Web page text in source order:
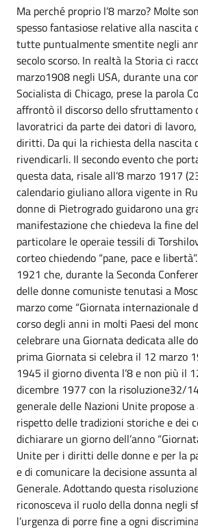
Ma perché proprio l’8 marzo? Molte
spesso fantasiose relative alla nascita
tutte puntualmente smentite negli
secolo scorso. In realtà la Storia ci
marzo1908 negli USA, durante una
Socialista di Chicago, prese la parola
affrontò il discorso dello sfruttamento
lavoratrici da parte dei datori di
diritti. Da qui la richiesta della nascita
rivendicarli. Il secondo evento che
questa data, risale all’8 marzo 1917
calendario giuliano allora vigente in
donne di Pietrogrado guidarono una
manifestazione che chiedeva la fine
particolare le operaie tessili di
corteo chiedendo “pane, pace e
1921 che, durante la Seconda
delle donne comuniste tenutasi a
marzo come “Giornata internazionale
corso degli anni in molti Paesi del
celebrare una Giornata dedicata alle
prima Giornata si celebra il 12 marzo
1945 il giorno diventa l’8 e non più il
dicembre 1977 con la risoluzione32/
generale delle Nazioni Unite propose a
rispetto delle tradizioni storiche e dei
dichiarare un giorno dell’anno
Unite per i diritti delle donne e per la
e di comunicare la decisione assunta
Generale. Adottando questa
riconosceva il ruolo della donna negli
l’urgenza di porre fine a ogni